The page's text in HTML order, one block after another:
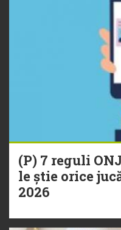
(P) 7 reguli
le știe orice
2026